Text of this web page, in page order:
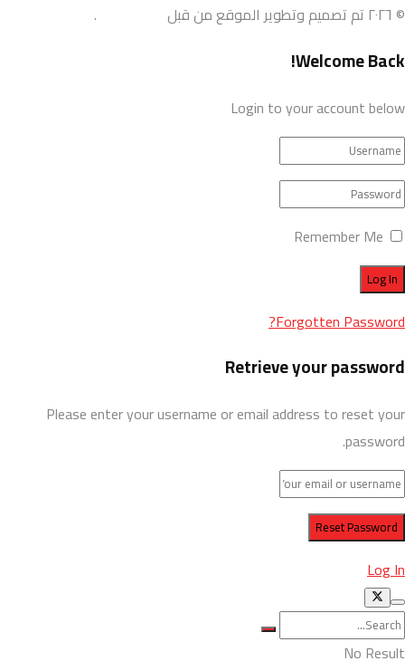
© ٢٠٢٦ تم تصميم وتطوير الموقع من قبل .
Welcome Back!
Login to your account below
Remember Me
Forgotten Password?
Retrieve your password
Please enter your username or email address to reset your
password.
Log In
No Result